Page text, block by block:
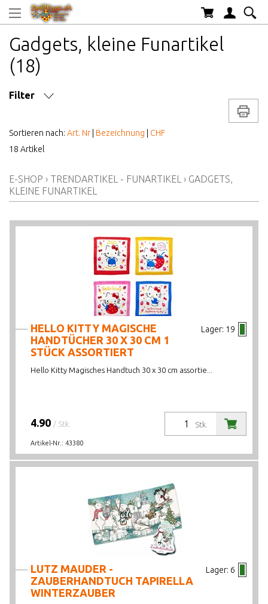
Gadgets, kleine Funartikel
(18)
Filter
AB WELCHEM ALTER
ALTER AB
Sortieren nach: Art. Nr Bezeichnung
CHF
18 Artikel
E-SHOP › TRENDARTIKEL - FUNARTIKEL › GADGETS,
KLEINE FUNARTIKEL
Lager: 19
HELLO KITTY MAGISCHE
HANDTÜCHER 30 X 30 CM 1
STÜCK ASSORTIERT
Hello Kitty Magisches Handtuch 30 x 30 cm assortie...
Stk.
4.90 / Stk.
Artikel-Nr.: 43380
Lager: 6
LUTZ MAUDER -
ZAUBERHANDTUCH TAPIRELLA
WINTERZAUBER